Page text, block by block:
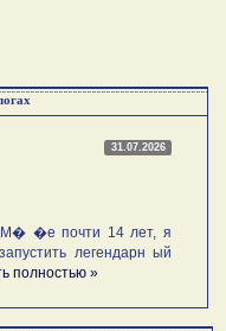
31.07.2026
М� �е почти 14 лет, я
легендарн ый
полностью »